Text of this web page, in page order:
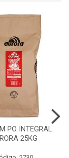
PO INTEGRAL
25KG